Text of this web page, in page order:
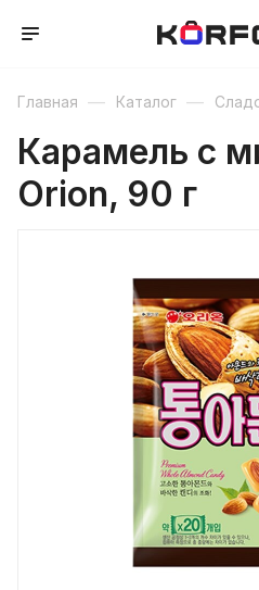
Главная — Каталог —
Карамель с
Orion, 90 г